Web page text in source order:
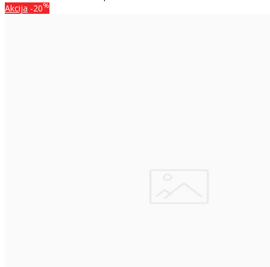
Akcija -20%